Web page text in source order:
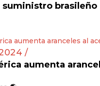
suministro brasileño
/
aumenta